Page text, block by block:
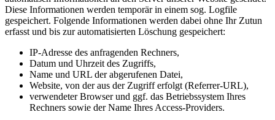
Diese Informationen werden temporär in einem sog. Logfile
gespeichert. Folgende Informationen werden dabei ohne Ihr Zutun
erfasst und bis zur automatisierten Löschung gespeichert:
IP-Adresse des anfragenden Rechners,
Datum und Uhrzeit des Zugriffs,
Name und URL der abgerufenen Datei,
Website, von der aus der Zugriff erfolgt (Referrer-URL),
verwendeter Browser und ggf. das Betriebssystem Ihres
Rechners sowie der Name Ihres Access-Providers.